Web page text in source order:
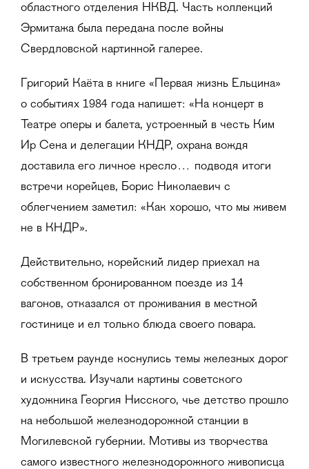
областного отделения НКВД. Часть коллекций
Эрмитажа была передана после войны
Свердловской картинной галерее.
Григорий Каёта в книге «Первая жизнь Ельцина»
о событиях 1984 года напишет: «На концерт в
Театре оперы и балета, устроенный в честь Ким
Ир Сена и делегации КНДР, охрана вождя
доставила его личное кресло… подводя итоги
встречи корейцев, Борис Николаевич с
облегчением заметил: «Как хорошо, что мы живем
не в КНДР».
Действительно, корейский лидер приехал на
собственном бронированном поезде из 14
вагонов, отказался от проживания в местной
гостинице и ел только блюда своего повара.
В третьем раунде коснулись темы железных дорог
и искусства. Изучали картины советского
художника Георгия Нисского, чье детство прошло
на небольшой железнодорожной станции в
Могилевской губернии. Мотивы из творчества
самого известного железнодорожного живописца